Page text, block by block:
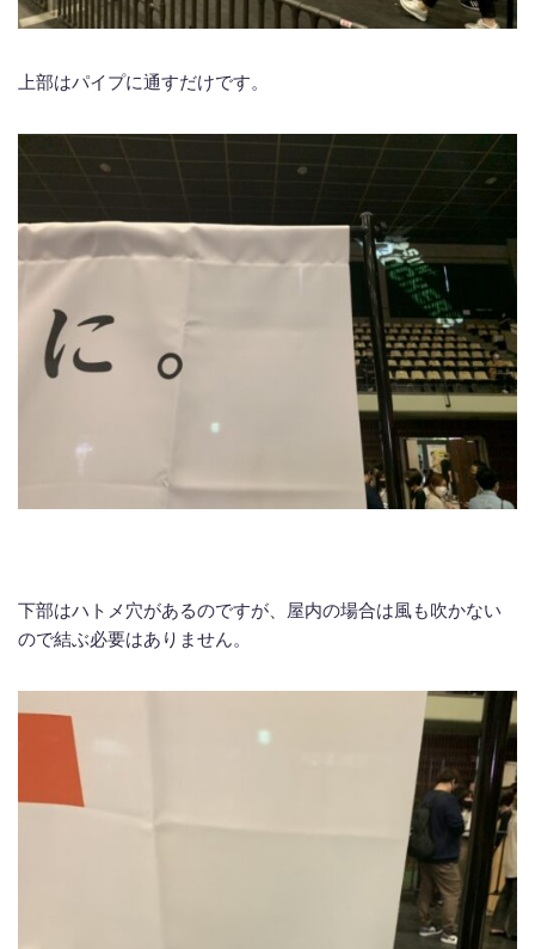
上部はパイプに通すだけです。
下部はハトメ穴があるのですが、屋内の場合は風も吹かない
ので結ぶ必要はありません。